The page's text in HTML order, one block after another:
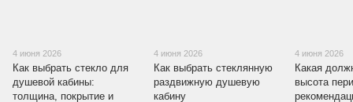
4 июня 2026
Как выбрать стекло для
душевой кабины:
толщина, покрытие и
4 июня 2026
Как выбрать стеклянную
раздвижную душевую
кабину
4 июня 2026
Какая
высота